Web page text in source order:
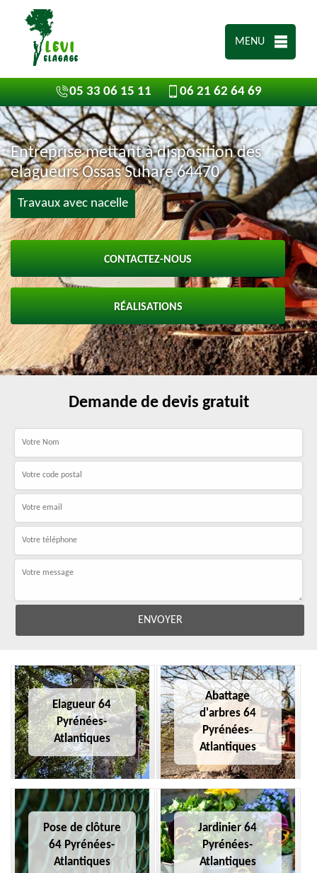
MENU
05 33 06 15 11 06 21 62 64 69
Entreprise mettant à disposition des
elagueurs Ossas Suhare 64470
Travaux avec nacelle
CONTACTEZ-NOUS
RÉALISATIONS
Demande de devis gratuit
Elagueur 64
Pyrénées-
Atlantiques
Abattage
d'arbres 64
Pyrénées-
Atlantiques
Pose de clôture
64 Pyrénées-
Atlantiques
Jardinier 64
Pyrénées-
Atlantiques